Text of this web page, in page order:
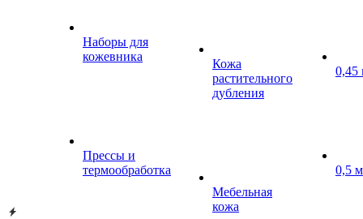
Наборы для
кожевника
Прессы и
термообработка
Кожа
растительного
дубления
Мебельная
кожа
0,45
0,5